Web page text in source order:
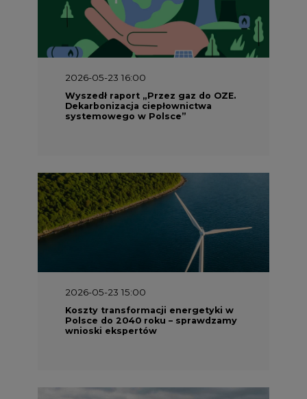
2026-05-23 16:00
Wyszedł raport „Przez gaz do OZE.
Dekarbonizacja ciepłownictwa
systemowego w Polsce”
2026-05-23 15:00
Koszty transformacji energetyki w
Polsce do 2040 roku – sprawdzamy
wnioski ekspertów